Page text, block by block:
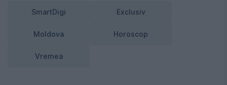
SmartDigi Exclusiv
Moldova Horoscop
Vremea